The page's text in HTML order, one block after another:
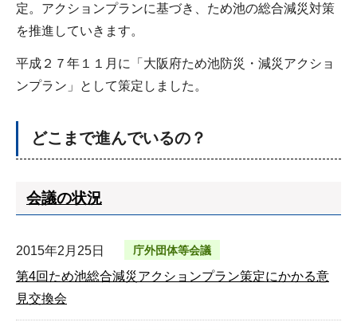
定。アクションプランに基づき、ため池の総合減災対策
を推進していきます。
平成２７年１１月に「大阪府ため池防災・減災アクショ
ンプラン」として策定しました。
どこまで進んでいるの？
会議の状況
2015年2月25日 庁外団体等会議
第4回ため池総合減災アクションプラン策定にかかる意
見交換会